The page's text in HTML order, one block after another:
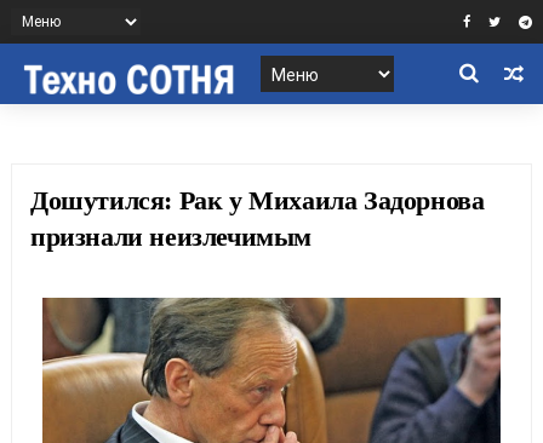
Дошутился: Рак у Михаила Задорнова
признали неизлечимым